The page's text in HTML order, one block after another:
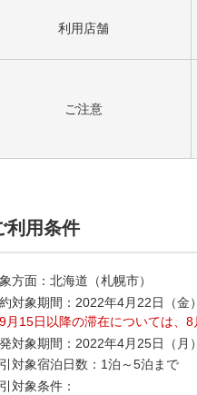
利用店舗
ご注意
利用条件
方面：北海道（札幌市）
対象期間：2022年4月22日（金
15日以降の滞在については、8
対象期間：2022年4月25日（
対象宿泊日数：1泊～5泊まで
対象条件：